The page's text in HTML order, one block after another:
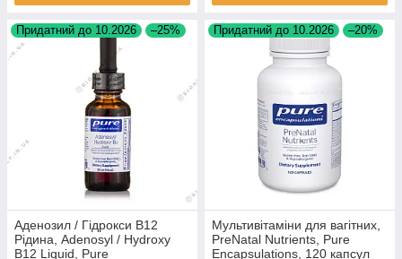
Придатний до 10.2026 –25%
Аденозил / Гідрокси B12
Рідина, Adenosyl / Hydroxy
B12 Liquid, Pure
Придатний до 10.2026 –20%
Мультивітаміни для вагітних,
PreNatal Nutrients, Pure
Encapsulations, 120 капсул